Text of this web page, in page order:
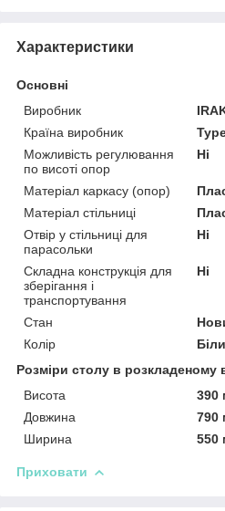
Характеристики
Основні
Виробник
Країна виробник
Можливість регулювання
по висоті опор
Ні
Матеріал каркасу (опор)
Матеріал стільниці
Отвір у стільниці для
парасольки
Ні
Складна конструкція для
зберігання і
транспортування
Ні
Стан
Колір
Розміри столу в розкладеному
Висота
390
Довжина
790
Ширина
550
Приховати